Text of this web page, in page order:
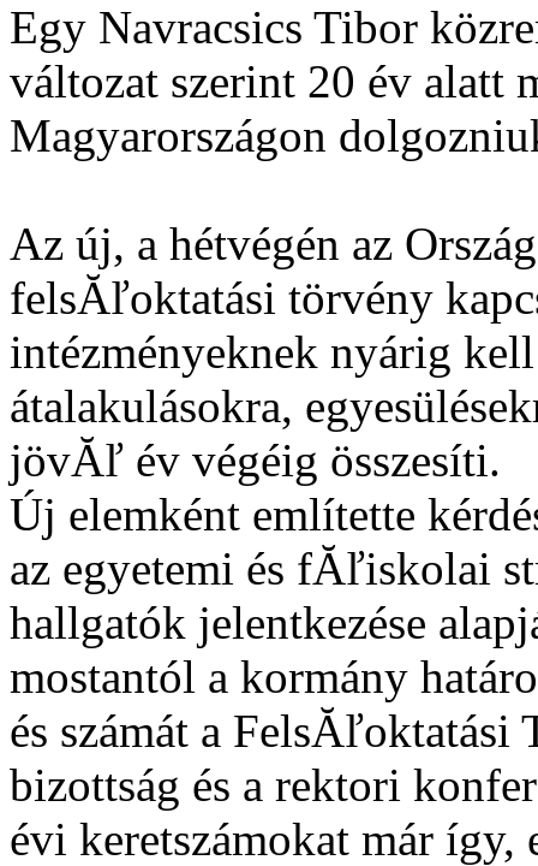
Egy Navracsics Tibor
változat szerint 20 év alatt
Magyarországon
Az új, a hétvégén az
felsĂľoktatási törvény
intézményeknek nyárig
átalakulásokra,
jövĂľ év végéig összesíti.
Új elemként említette
az egyetemi és fĂľiskolai
hallgatók jelentkezése
mostantól a kormány
és számát a FelsĂľoktatási
bizottság és a rektori
évi keretszámokat már így,